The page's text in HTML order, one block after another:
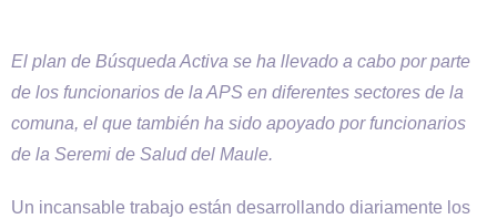
El plan de Búsqueda Activa se ha llevado a cabo por parte
de los funcionarios de la APS en diferentes sectores de la
comuna, el que también ha sido apoyado por funcionarios
de la Seremi de Salud del Maule.
Un incansable trabajo están desarrollando diariamente los